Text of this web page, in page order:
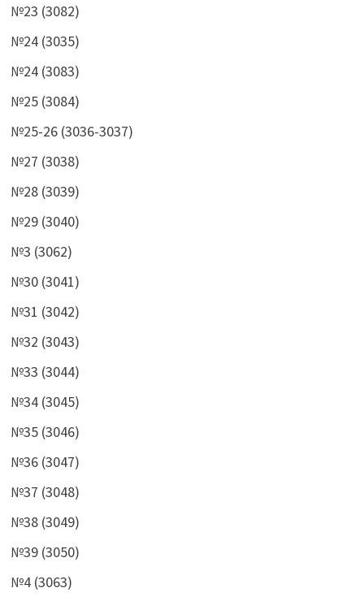
№23 (3082)
№24 (3035)
№24 (3083)
№25 (3084)
№25-26 (3036-3037)
№27 (3038)
№28 (3039)
№29 (3040)
№3 (3062)
№30 (3041)
№31 (3042)
№32 (3043)
№33 (3044)
№34 (3045)
№35 (3046)
№36 (3047)
№37 (3048)
№38 (3049)
№39 (3050)
№4 (3063)